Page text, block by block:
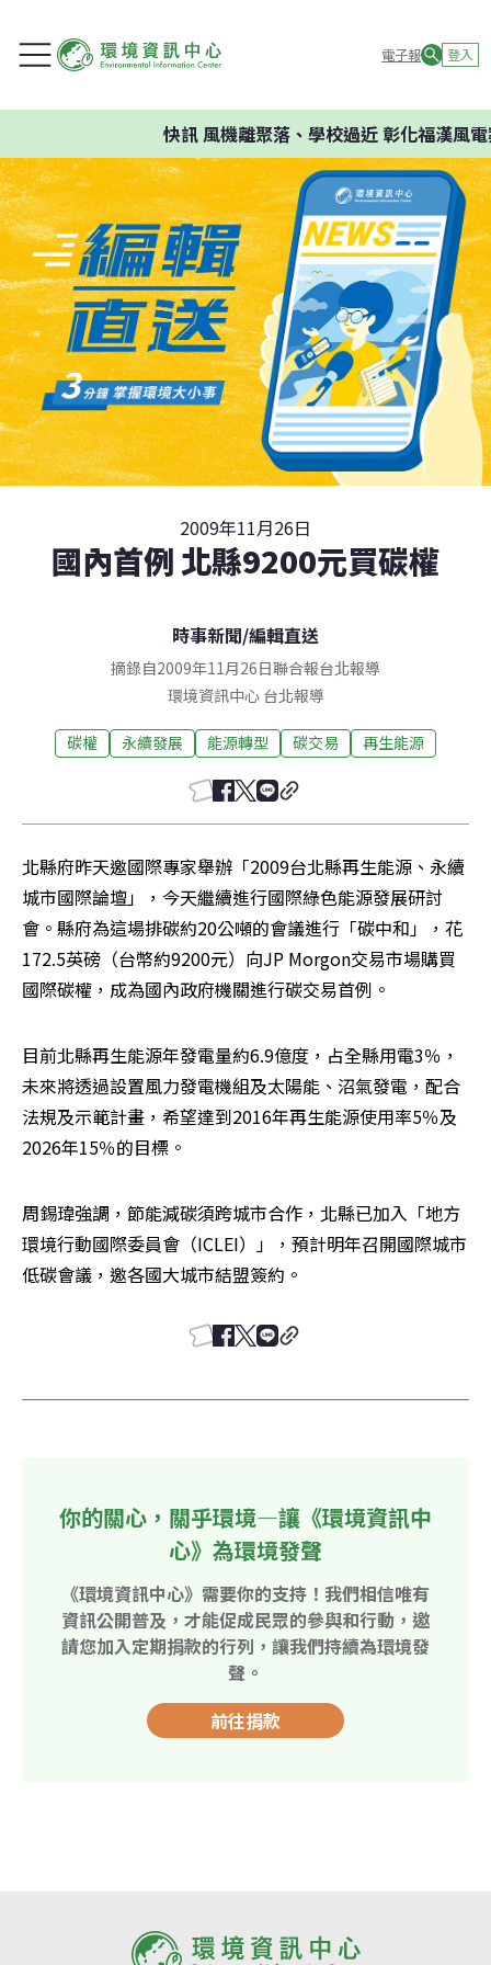
電子報 登入
快訊風機離聚落、學校過近 彰化福漢風電
2009年11月26日
國內首例 北縣9200元買碳權
時事新聞/編輯直送
摘錄自2009年11月26日聯合報台北報導
環境資訊中心 台北報導
碳權 永續發展 能源轉型 碳交易 再生能源
北縣府昨天邀國際專家舉辦「2009台北縣再生能源、永續
城市國際論壇」，今天繼續進行國際綠色能源發展研討
會。縣府為這場排碳約20公噸的會議進行「碳中和」，花
172.5英磅（台幣約9200元）向JP Morgon交易市場購買
國際碳權，成為國內政府機關進行碳交易首例。
目前北縣再生能源年發電量約6.9億度，占全縣用電3％，
未來將透過設置風力發電機組及太陽能、沼氣發電，配合
法規及示範計畫，希望達到2016年再生能源使用率5％及
2026年15％的目標。
周錫瑋強調，節能減碳須跨城市合作，北縣已加入「地方
環境行動國際委員會（ICLEI）」，預計明年召開國際城市
低碳會議，邀各國大城市結盟簽約。
你的關心，關乎環境—讓《環境資訊中
心》為環境發聲
《環境資訊中心》需要你的支持！我們相信唯有
資訊公開普及，才能促成民眾的參與和行動，邀
請您加入定期捐款的行列，讓我們持續為環境發
聲。
前往捐款